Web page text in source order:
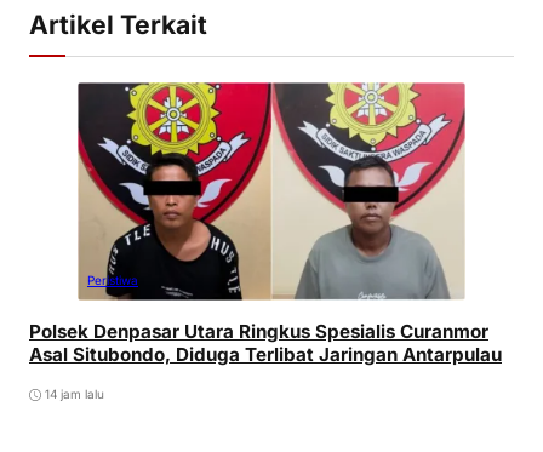
Artikel Terkait
Peristiwa
Polsek Denpasar Utara Ringkus Spesialis Curanmor
Asal Situbondo, Diduga Terlibat Jaringan Antarpulau
14 jam lalu